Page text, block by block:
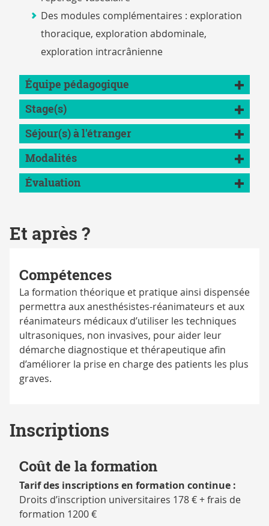
Des modules complémentaires : exploration
thoracique, exploration abdominale,
exploration intracrânienne
Équipe pédagogique
Stage(s)
Séjour(s) à l'étranger
Modalités
Évaluation
Et après ?
Compétences
La formation théorique et pratique ainsi dispensée
permettra aux anesthésistes-réanimateurs et aux
réanimateurs médicaux d’utiliser les techniques
ultrasoniques, non invasives, pour aider leur
démarche diagnostique et thérapeutique afin
d’améliorer la prise en charge des patients les plus
graves.
Inscriptions
Coût de la formation
Tarif des inscriptions en formation continue :
Droits d’inscription universitaires 178 € + frais de
formation 1200 €